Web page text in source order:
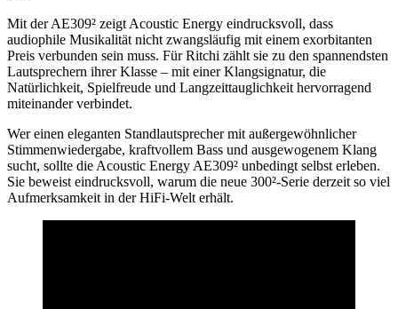
Mit der AE309² zeigt Acoustic Energy eindrucksvoll, dass
audiophile Musikalität nicht zwangsläufig mit einem exorbitanten
Preis verbunden sein muss. Für Ritchi zählt sie zu den spannendsten
Lautsprechern ihrer Klasse – mit einer Klangsignatur, die
Natürlichkeit, Spielfreude und Langzeittauglichkeit hervorragend
miteinander verbindet.
Wer einen eleganten Standlautsprecher mit außergewöhnlicher
Stimmenwiedergabe, kraftvollem Bass und ausgewogenem Klang
sucht, sollte die Acoustic Energy AE309² unbedingt selbst erleben.
Sie beweist eindrucksvoll, warum die neue 300²-Serie derzeit so viel
Aufmerksamkeit in der HiFi-Welt erhält.